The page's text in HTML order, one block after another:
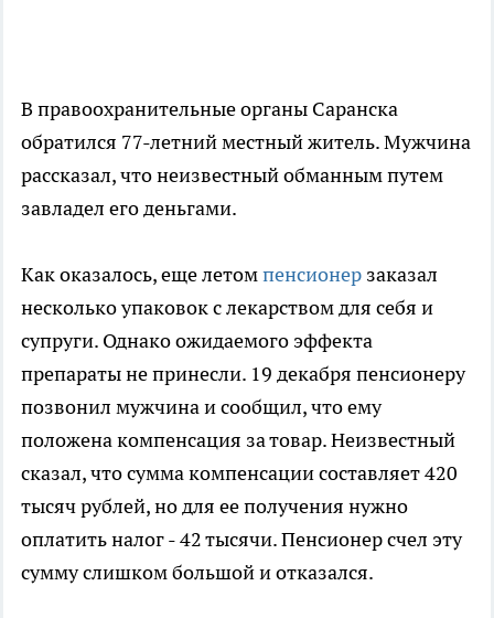
В правоохранительные органы Саранска
обратился 77-летний местный житель. Мужчина
рассказал, что неизвестный обманным путем
завладел его деньгами.
Как оказалось, еще летомпенсионер заказал
несколько упаковок с лекарством для себя и
супруги. Однако ожидаемого эффекта
препараты не принесли. 19 декабря пенсионеру
позвонил мужчина и сообщил, что ему
положена компенсация за товар. Неизвестный
сказал, что сумма компенсации составляет 420
тысяч рублей, но для ее получения нужно
оплатить налог - 42 тысячи. Пенсионер счел эту
сумму слишком большой и отказался.